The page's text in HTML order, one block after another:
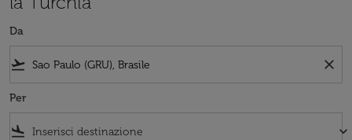
Da
flight_takeoff close
Per
flight_land keyboard_arrow_down